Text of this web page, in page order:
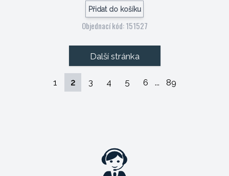
Přidat do košíku
Objednací kód: 151527
Další stránka
1 2 3 4 5 6 ... 89